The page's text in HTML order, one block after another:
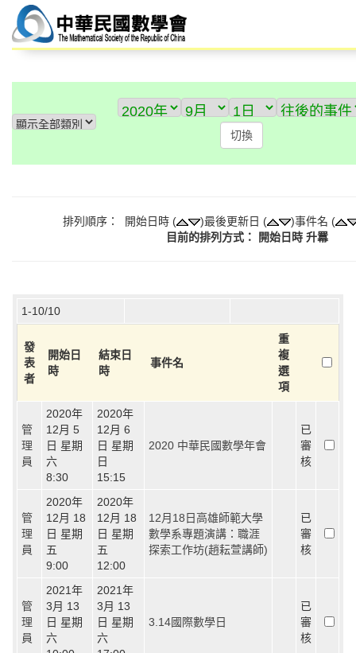
排列順序： 開始日時 ( )最後更新日 (
)事件名 (
目前的排列方式： 開始日時 升羃
1-10/10
發
表
者
開始日
時
結束日
時
事件名
重
複
選
項
管
理
員
2020年
12月 5
日 星期
六
8:30
2020年
12月 6
日 星期
日
15:15
2020 中華民國數學年會
已
審
核
管
理
員
2020年
12月 18
日 星期
五
9:00
2020年
12月 18
日 星期
五
12:00
12月18日高雄師範大學
數學系專題演講：職涯
探索工作坊(趙耘萱講師)
已
審
核
管
理
員
2021年
3月 13
日 星期
六
2021年
3月 13
日 星期
六
3.14國際數學日
已
審
核